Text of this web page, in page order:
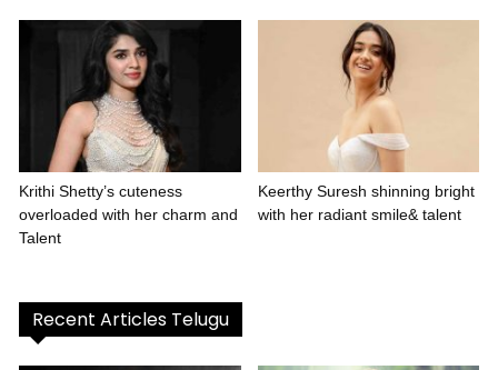
Krithi Shetty’s cuteness
overloaded with her charm and
Talent
Keerthy Suresh shinning bright
with her radiant smile& talent
Recent Articles Telugu